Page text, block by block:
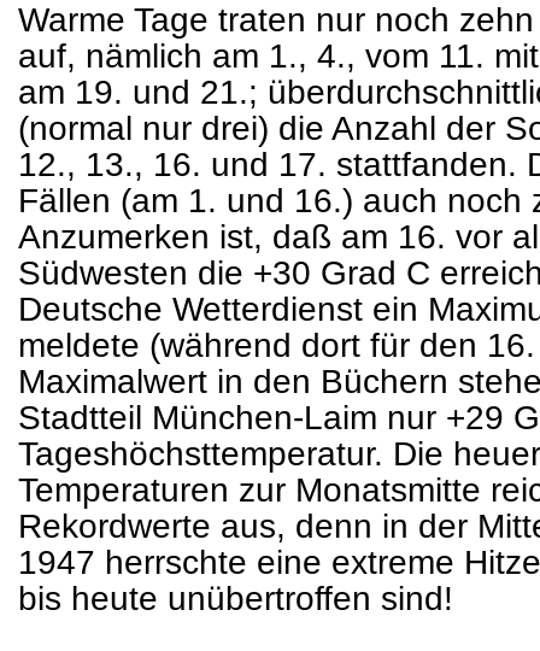
Warme Tage traten nur noch
auf, nämlich am 1., 4., vom 11.
am 19. und 21.;
(normal nur drei) die Anzahl der
12., 13., 16. und 17. stattfanden.
Fällen (am 1. und 16.) auch noch
Anzumerken ist, daß am 16. vor
Südwesten die +30 Grad C
Deutsche Wetterdienst ein
meldete (während dort für den
Maximalwert in den Büchern
Stadtteil München-Laim nur +29
Tageshöchsttemperatur. Die
Temperaturen zur Monatsmitte
Rekordwerte aus, denn in der
1947 herrschte eine extreme
bis heute unübertroffen sind!